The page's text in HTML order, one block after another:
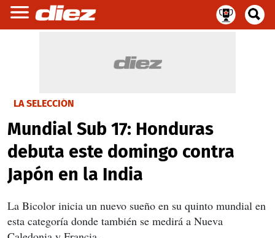
LA SELECCIÓN
Mundial Sub 17: Honduras
debuta este domingo contra
Japón en la India
La Bicolor inicia un nuevo sueño en su quinto mundial en
esta categoría donde también se medirá a Nueva